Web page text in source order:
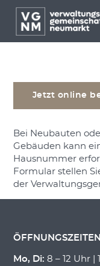
Menü überspringen
Menü überspringen
Antrag auf
einer
Jetzt online
Bei Neubauten
Gebäuden kann
Hausnummer
Formular stellen
der
ÖFFNUNGSZEITEN
Mo, Di: 8 – 12 Uhr |